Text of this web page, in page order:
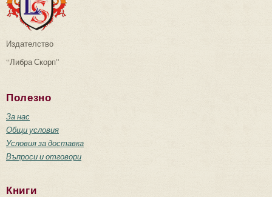
Издателство
“Либра Скорп”
Полезно
За нас
Общи условия
Условия за доставка
Въпроси и отговори
Книги